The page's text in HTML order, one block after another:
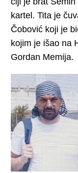
kartel. Tita je
Čobović koji je
kojim je išao na
Gordan Memija.